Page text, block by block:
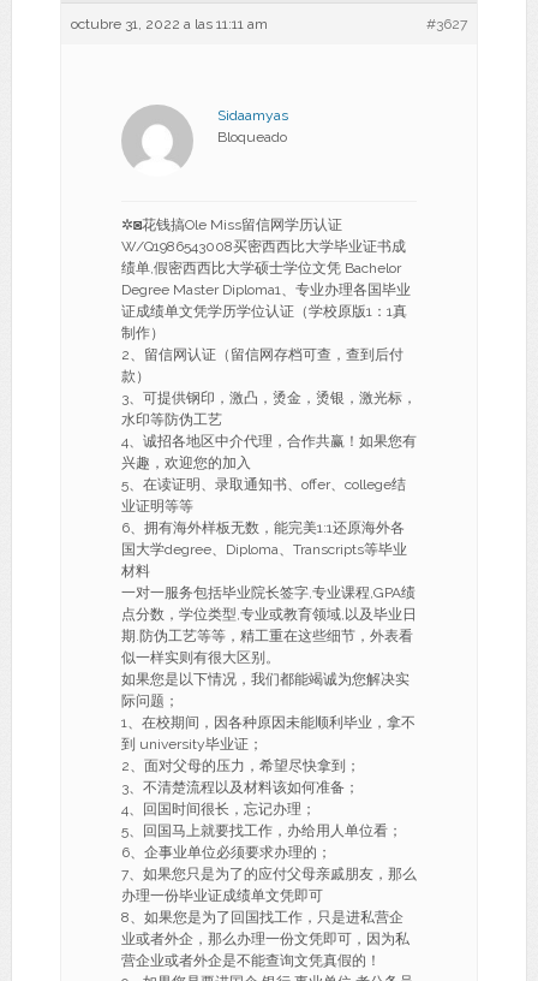
octubre 31, 2022 a las 11:11 am #3627
Sidaamyas
Bloqueado
✲◙花钱搞Ole Miss留信网学历认证
W/Q1986543008买密西西比大学毕业证书成
绩单,假密西西比大学硕士学位文凭 Bachelor
Degree Master Diploma1、专业办理各国毕业
证成绩单文凭学历学位认证（学校原版1：1真
制作）
2、留信网认证（留信网存档可查，查到后付
款）
3、可提供钢印，激凸，烫金，烫银，激光标，
水印等防伪工艺
4、诚招各地区中介代理，合作共赢！如果您有
兴趣，欢迎您的加入
5、在读证明、录取通知书、offer、college结
业证明等等
6、拥有海外样板无数，能完美1:1还原海外各
国大学degree、Diploma、Transcripts等毕业
材料
一对一服务包括毕业院长签字,专业课程,GPA绩
点分数，学位类型,专业或教育领域,以及毕业日
期.防伪工艺等等，精工重在这些细节，外表看
似一样实则有很大区别。
如果您是以下情况，我们都能竭诚为您解决实
际问题；
1、在校期间，因各种原因未能顺利毕业，拿不
到 university毕业证；
2、面对父母的压力，希望尽快拿到；
3、不清楚流程以及材料该如何准备；
4、回国时间很长，忘记办理；
5、回国马上就要找工作，办给用人单位看；
6、企事业单位必须要求办理的；
7、如果您只是为了的应付父母亲戚朋友，那么
办理一份毕业证成绩单文凭即可
8、如果您是为了回国找工作，只是进私营企
业或者外企，那么办理一份文凭即可，因为私
营企业或者外企是不能查询文凭真假的！